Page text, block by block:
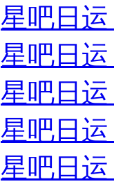
星吧日
星吧日
星吧日
星吧日
星吧日